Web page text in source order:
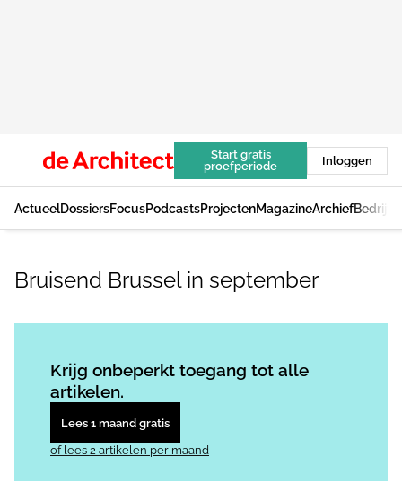
Start gratis
proefperiode
Inloggen
ActueelDossiersFocusPodcastsProjectenMagazineArchief
Bruisend Brussel in september
Krijg onbeperkt toegang tot alle
artikelen.
Lees 1 maand gratis
of lees 2 artikelen per maand